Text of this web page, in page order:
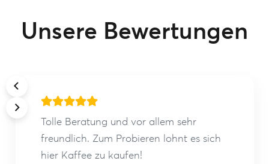
Unsere Bewertungen
Tolle Beratung und vor allem sehr
freundlich. Zum Probieren lohnt es sich
hier Kaffee zu kaufen!